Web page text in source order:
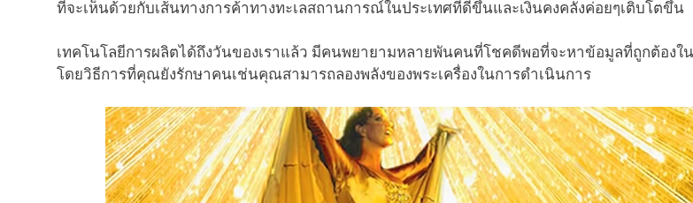
ที่จะเห็นด้วยกับเส้นทางการค้าทางทะเลสถานการณ์ในประเทศที่ดีขึ้นและเงินคงคลังค่อยๆเติบโตขึ้น
เทคโนโลยีการผลิตได้ถึงวันของเราแล้ว มีคนพยายามหลายพันคนที่โชคดีพอที่จะหาข้อมูลที่ถูกต้องใ
โดยวิธีการที่คุณยังรักษาคนเช่นคุณสามารถลองพลังของพระเครื่องในการดำเนินการ